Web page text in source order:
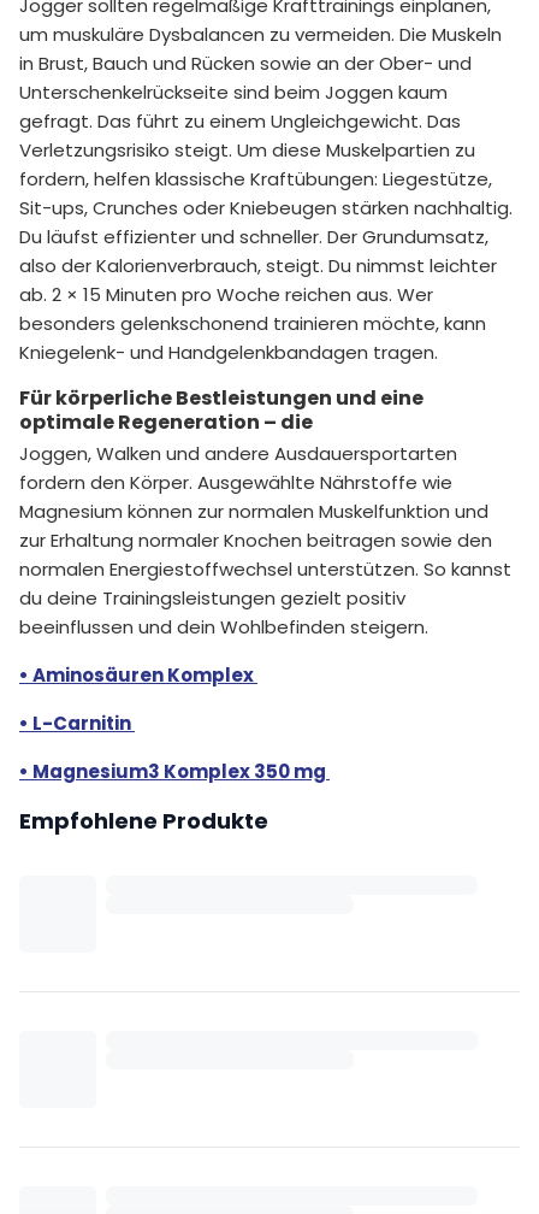
um muskuläre Dysbalancen zu vermeiden. Die Muskeln
in Brust, Bauch und Rücken sowie an der Ober- und
Unterschenkelrückseite sind beim Joggen kaum
gefragt. Das führt zu einem Ungleichgewicht. Das
Verletzungsrisiko steigt. Um diese Muskelpartien zu
fordern, helfen klassische Kraftübungen: Liegestütze,
Sit-ups, Crunches oder Kniebeugen stärken nachhaltig.
Du läufst effizienter und schneller. Der Grundumsatz,
also der Kalorienverbrauch, steigt. Du nimmst leichter
ab. 2 × 15 Minuten pro Woche reichen aus. Wer
besonders gelenkschonend trainieren möchte, kann
Kniegelenk- und Handgelenkbandagen tragen.
Für körperliche Bestleistungen und eine
optimale Regeneration – die
Joggen, Walken und andere Ausdauersportarten
fordern den Körper. Ausgewählte Nährstoffe wie
Magnesium können zur normalen Muskelfunktion und
zur Erhaltung normaler Knochen beitragen sowie den
normalen Energiestoffwechsel unterstützen. So kannst
du deine Trainingsleistungen gezielt positiv
beeinflussen und dein Wohlbefinden steigern.
• Aminosäuren Komplex
• L-Carnitin
• Magnesium3 Komplex 350 mg
Empfohlene Produkte